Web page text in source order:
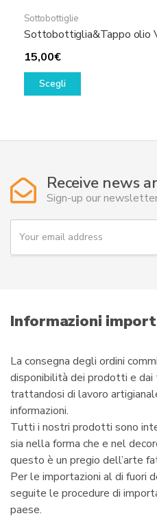
Sottobottiglie
Sottobottiglia&Tappo olio
15,00€
Scegli
Questo
varianti.
possono
essere
scelte
nella
pagina
Receive news
Sign-up our
Y
u
i
lInformazioni
La consegna degli ordini
disponibilità dei prodotti e dai
trattandosi di lavoro
informazioni.
Tutti i nostri prodotti sono
sia nella forma che e nel
questo è un pregio dell’arte
Per le importazioni al di fuori
seguite le procedure di
paese.